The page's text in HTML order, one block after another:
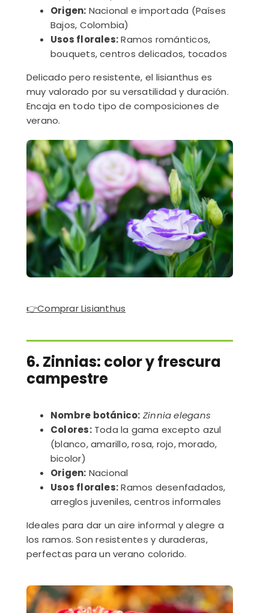
Origen: Nacional e importada (Países
Bajos, Colombia)
Usos florales:Ramos románticos,
bouquets, centros delicados, tocados
Delicado pero resistente, el lisianthus es
muy valorado por su versatilidad y duración.
Encaja en todo tipo de composiciones de
verano.
👉Comprar Lisianthus
6. Zinnias: color y frescura
campestre
Nombre botánico: Zinnia elegans
Colores:Toda la gama excepto azul
(blanco, amarillo, rosa, rojo, morado,
bicolor)
Origen: Nacional
Usos florales:Ramos desenfadados,
arreglos juveniles, centros informales
Ideales para dar un aire informal y alegre a
los ramos. Son resistentes y duraderas,
perfectas para un verano colorido.